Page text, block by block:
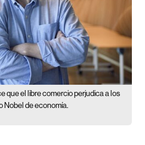
que el libre comercio perjudica a los
Nobel de economía.